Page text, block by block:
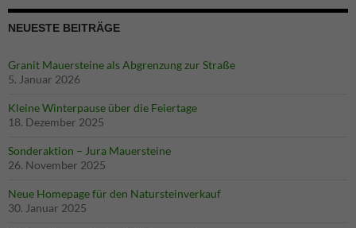
NEUESTE BEITRÄGE
Granit Mauersteine als Abgrenzung zur Straße
5. Januar 2026
Kleine Winterpause über die Feiertage
18. Dezember 2025
Sonderaktion – Jura Mauersteine
26. November 2025
Neue Homepage für den Natursteinverkauf
30. Januar 2025
Diese
Statistik